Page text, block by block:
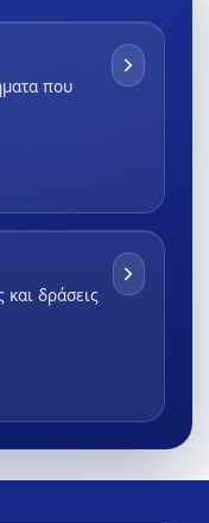
που
δράσεις